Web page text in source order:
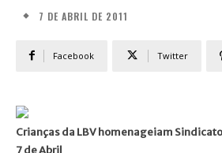
7 DE ABRIL DE 2011
Facebook Twitter
Crianças da LBV homenageiam
7 de Abril